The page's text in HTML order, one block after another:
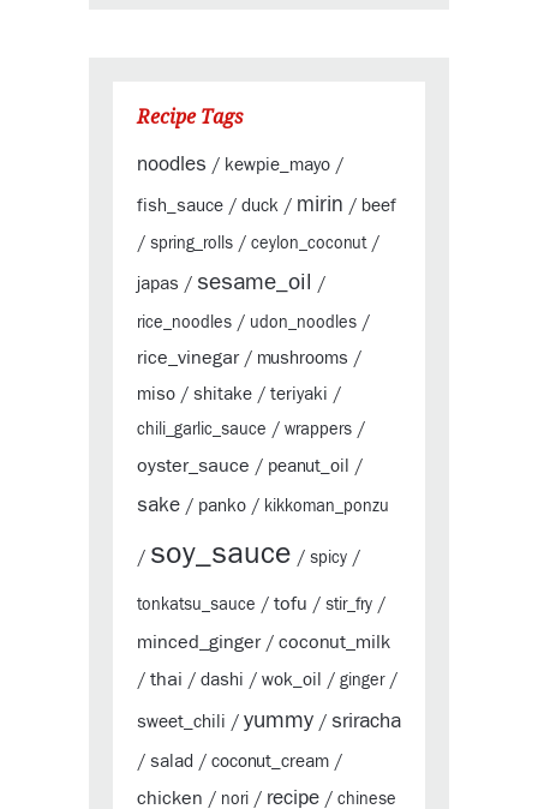
Recipe Tags
noodles / kewpie_mayo /
fish_sauce / duck / mirin / beef
/ spring_rolls / ceylon_coconut /
japas / sesame_oil /
rice_noodles / udon_noodles /
rice_vinegar/ mushrooms /
miso / shitake / teriyaki /
chili_garlic_sauce / wrappers /
oyster_sauce / peanut_oil /
sake / panko / kikkoman_ponzu
/ soy_sauce / spicy /
tonkatsu_sauce / tofu / stir_fry /
minced_ginger/ coconut_milk
/ thai / dashi / wok_oil / ginger/
sweet_chili / yummy / sriracha
/ salad / coconut_cream /
chicken / nori / recipe / chinese